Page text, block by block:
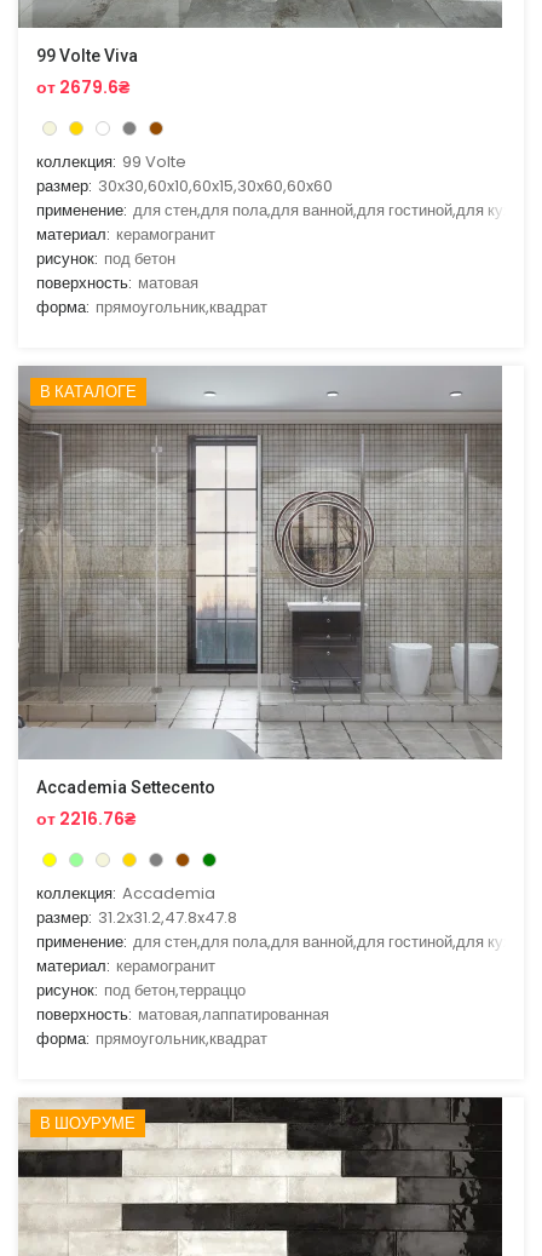
99 Volte Viva
от 2679.6₴
коллекция: 99 Volte
размер: 30x30,60x10,60x15,30x60,60x60
применение: для стен,для пола,для ванной,для гостиной,для кухни
материал: керамогранит
рисунок: под бетон
поверхность: матовая
форма: прямоугольник,квадрат
В КАТАЛОГЕ
Accademia Settecento
от 2216.76₴
коллекция: Accademia
размер: 31.2x31.2,47.8x47.8
применение: для стен,для пола,для ванной,для гостиной,для кухни
материал: керамогранит
рисунок: под бетон,терраццо
поверхность: матовая,лаппатированная
форма: прямоугольник,квадрат
В ШОУРУМЕ